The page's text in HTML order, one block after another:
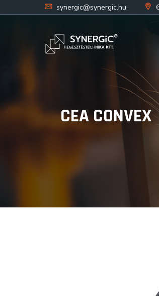
synergic@synergic.hu
CEA CONVEX